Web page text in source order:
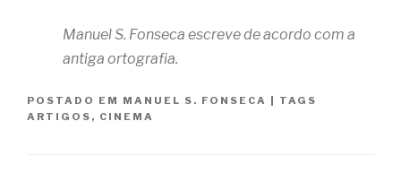
Manuel S. Fonseca escreve de acordo com a
antiga ortografia.
POSTADO EM MANUEL S. FONSECA
TAGS
ARTIGOS , CINEMA